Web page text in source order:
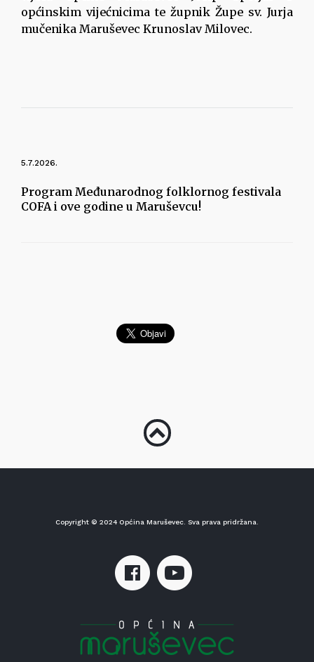
općinskim vijećnicima te župnik Župe sv. Jurja
mučenika Maruševec Krunoslav Milovec.
5.7.2026.
Program Međunarodnog folklornog festivala
COFA i ove godine u Maruševcu!
Copyright © 2024 Općina Maruševec. Sva prava pridržana.